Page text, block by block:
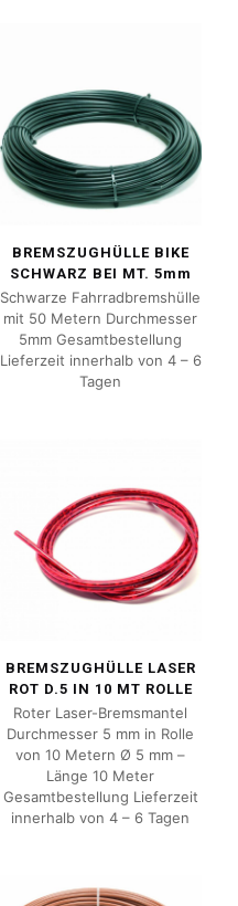
BREMSZUGHÜLLE BIKE
SCHWARZ BEI MT. 5mm
Schwarze Fahrradbremshülle
mit 50 Metern Durchmesser
5mm Gesamtbestellung
Lieferzeit innerhalb von 4 – 6
Tagen
BREMSZUGHÜLLE LASER
ROT D.5 IN 10 MT ROLLE
Roter Laser-Bremsmantel
Durchmesser 5 mm in Rolle
von 10 Metern Ø 5 mm –
Länge 10 Meter
Gesamtbestellung Lieferzeit
innerhalb von 4 – 6 Tagen